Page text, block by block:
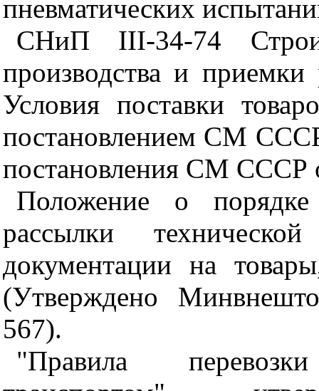
пневматических
СНиП III-34-74
производства и приемки
Условия поставки
постановлением СМ
постановления СМ СССР
Положение о
рассылки
документации на
(Утверждено
567).
"Правила